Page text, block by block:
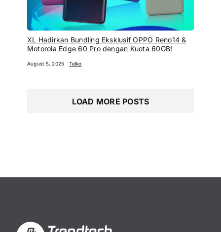
XL Hadirkan Bundling Eksklusif OPPO Reno14 &
Motorola Edge 60 Pro dengan Kuota 60GB!
August 5, 2025 Telko
LOAD MORE POSTS